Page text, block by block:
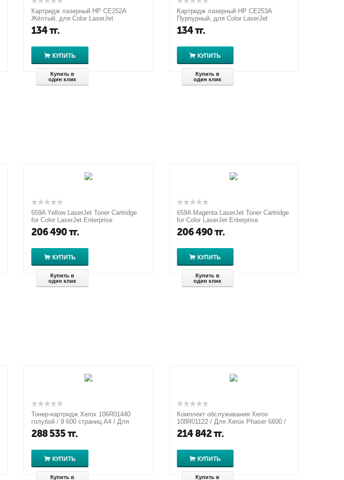
Картридж лазерный HP CE252A
Жёлтый, для Color LaserJet
CM3530/fs/CP3525dn/n/x, 7000
страниц
134тг.
КУПИТЬ
Купить в
один клик
Картридж лазерный HP CE253A
Пурпурный, для Color LaserJet
CM3530/fs/CP3525dn/n/x, 7000
страниц
134тг.
КУПИТЬ
Купить в
один клик
659A Yellow LaserJet Toner Cartridge
for Color LaserJet Enterprise
M856dn/M856X/M776z/M776zs/M77...
206 490тг.
КУПИТЬ
Купить в
один клик
659A Magenta LaserJet Toner Cartridge
for Color LaserJet Enterprise
M856dn/M856X/M776z/M776zs/M77...
206 490тг.
КУПИТЬ
Купить в
один клик
Тонер-картридж Xerox 106R01440
голубой / 9 600 страниц А4 / Для
Xerox Phaser 7500
288 535тг.
КУПИТЬ
Купить в
Комплект обслуживания Xerox
108R01122 / Для Xerox Phaser 6600 /
WorkCentre 6605/6655 / VersaLink ...
214 842тг.
КУПИТЬ
Купить в